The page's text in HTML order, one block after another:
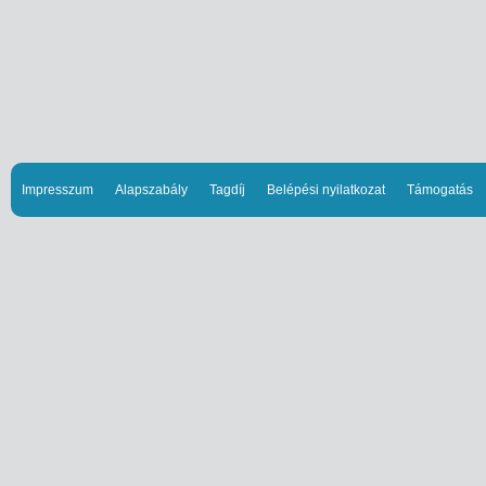
Impresszum Alapszabály Tagdíj Belépési nyilatkozat Támogatás